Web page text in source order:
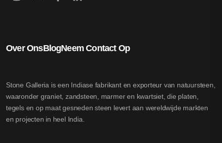
Over OnsBlogNeem Contact Op
Stone Galleria is een Indiase fabrikant en exporteur van natuursteen,
waaronder graniet, zandsteen, marmer en kwartsiet, die platen,
tegels en op maat gesneden steen levert aan wereldwijde markten
en projecten in heel India.